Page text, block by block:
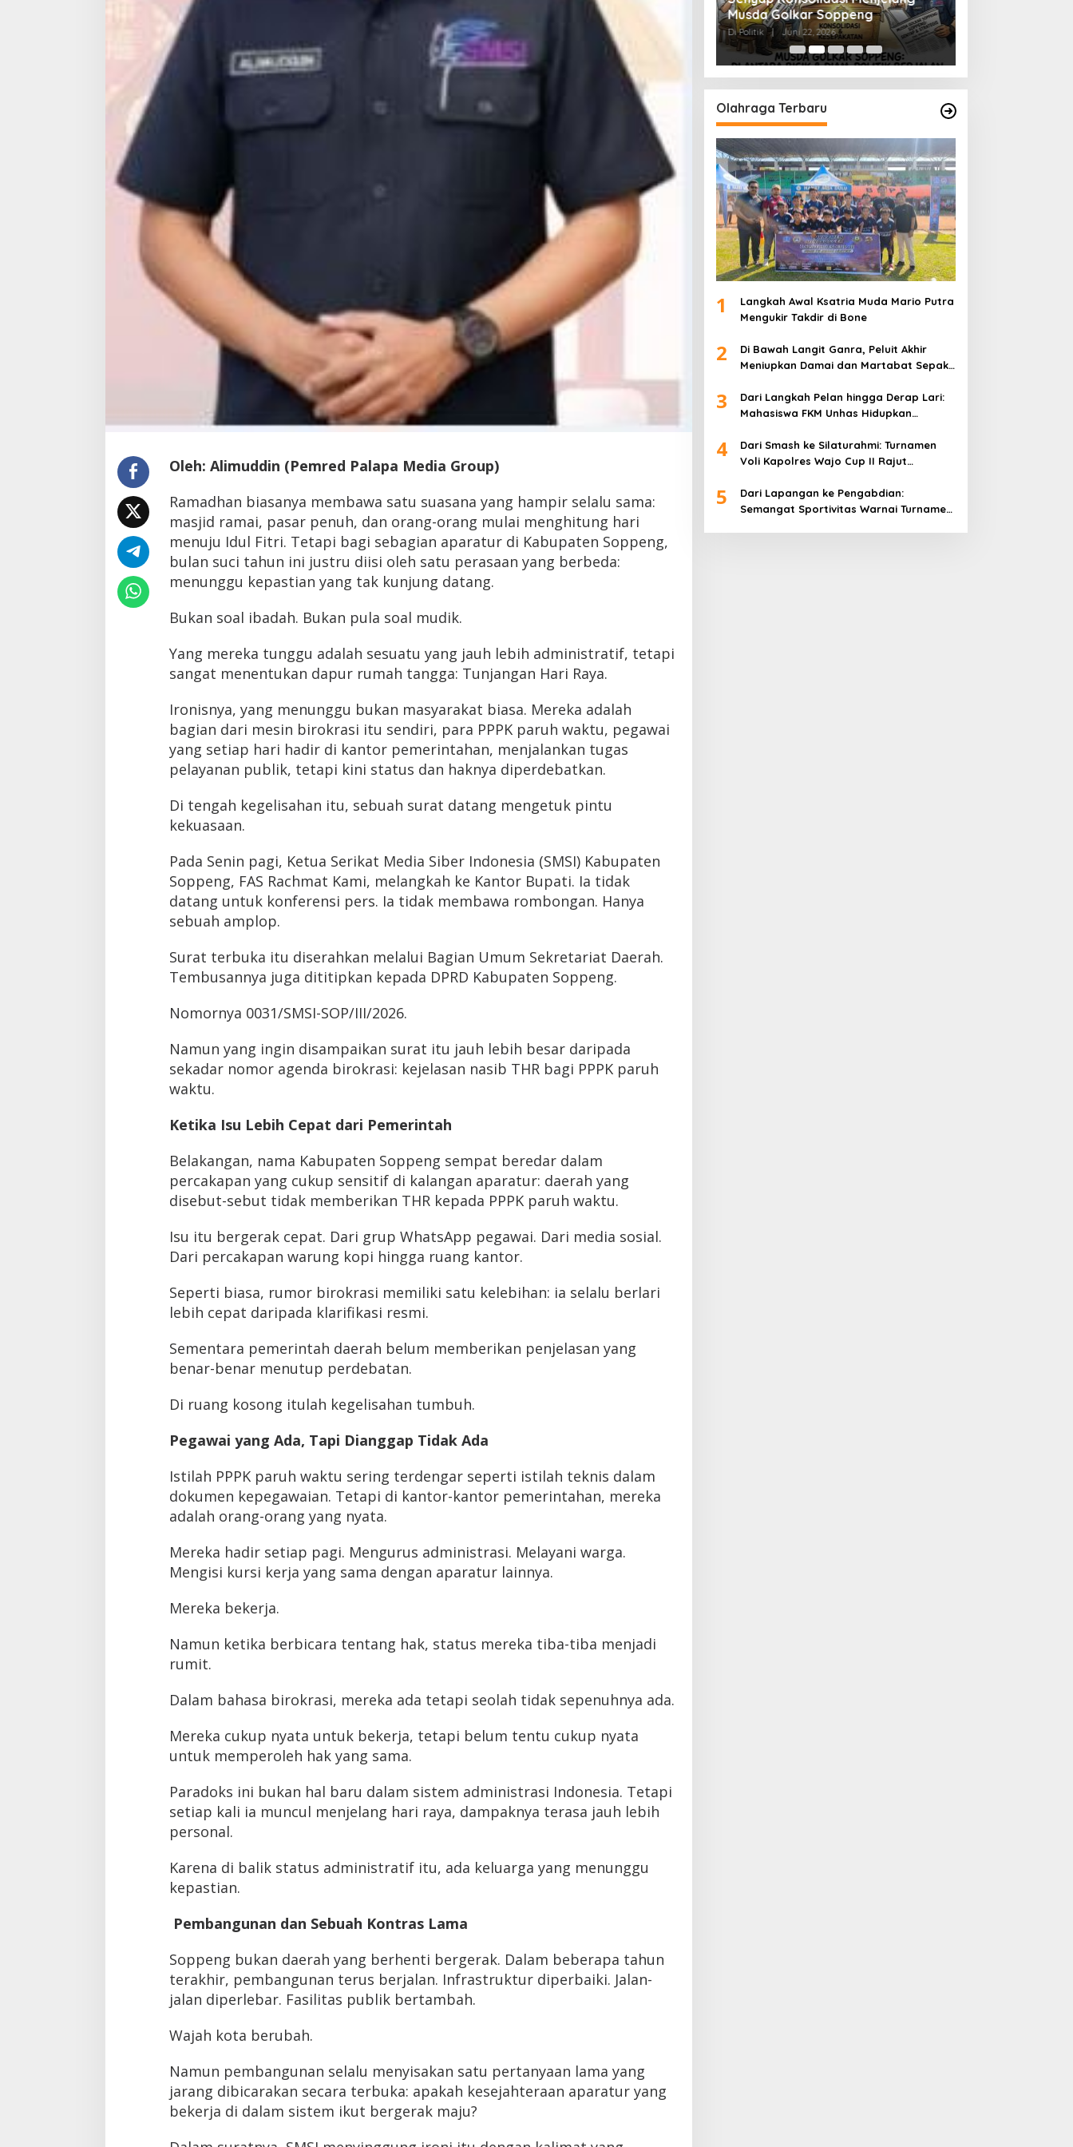
Oleh: Alimuddin (Pemred Palapa Media Group)
Ramadhan biasanya membawa satu suasana yang hampir selalu sama:
masjid ramai, pasar penuh, dan orang-orang mulai menghitung hari
menuju Idul Fitri. Tetapi bagi sebagian aparatur di Kabupaten Soppeng,
bulan suci tahun ini justru diisi oleh satu perasaan yang berbeda:
menunggu kepastian yang tak kunjung datang.
Bukan soal ibadah. Bukan pula soal mudik.
Yang mereka tunggu adalah sesuatu yang jauh lebih administratif, tetapi
sangat menentukan dapur rumah tangga: Tunjangan Hari Raya.
Ironisnya, yang menunggu bukan masyarakat biasa. Mereka adalah
bagian dari mesin birokrasi itu sendiri, para PPPK paruh waktu, pegawai
yang setiap hari hadir di kantor pemerintahan, menjalankan tugas
pelayanan publik, tetapi kini status dan haknya diperdebatkan.
Di tengah kegelisahan itu, sebuah surat datang mengetuk pintu
kekuasaan.
Pada Senin pagi, Ketua Serikat Media Siber Indonesia (SMSI) Kabupaten
Soppeng, FAS Rachmat Kami, melangkah ke Kantor Bupati. Ia tidak
datang untuk konferensi pers. Ia tidak membawa rombongan. Hanya
sebuah amplop.
Surat terbuka itu diserahkan melalui Bagian Umum Sekretariat Daerah.
Tembusannya juga dititipkan kepada DPRD Kabupaten Soppeng.
Nomornya 0031/SMSI-SOP/III/2026.
Namun yang ingin disampaikan surat itu jauh lebih besar daripada
sekadar nomor agenda birokrasi: kejelasan nasib THR bagi PPPK paruh
waktu.
Ketika Isu Lebih Cepat dari Pemerintah
Belakangan, nama Kabupaten Soppeng sempat beredar dalam
percakapan yang cukup sensitif di kalangan aparatur: daerah yang
disebut-sebut tidak memberikan THR kepada PPPK paruh waktu.
Isu itu bergerak cepat. Dari grup WhatsApp pegawai. Dari media sosial.
Dari percakapan warung kopi hingga ruang kantor.
Seperti biasa, rumor birokrasi memiliki satu kelebihan: ia selalu berlari
lebih cepat daripada klarifikasi resmi.
Sementara pemerintah daerah belum memberikan penjelasan yang
benar-benar menutup perdebatan.
Di ruang kosong itulah kegelisahan tumbuh.
Pegawai yang Ada, Tapi Dianggap Tidak Ada
Istilah PPPK paruh waktu sering terdengar seperti istilah teknis dalam
dokumen kepegawaian. Tetapi di kantor-kantor pemerintahan, mereka
adalah orang-orang yang nyata.
Mereka hadir setiap pagi. Mengurus administrasi. Melayani warga.
Mengisi kursi kerja yang sama dengan aparatur lainnya.
Mereka bekerja.
Namun ketika berbicara tentang hak, status mereka tiba-tiba menjadi
rumit.
Dalam bahasa birokrasi, mereka ada tetapi seolah tidak sepenuhnya ada.
Mereka cukup nyata untuk bekerja, tetapi belum tentu cukup nyata
untuk memperoleh hak yang sama.
Paradoks ini bukan hal baru dalam sistem administrasi Indonesia. Tetapi
setiap kali ia muncul menjelang hari raya, dampaknya terasa jauh lebih
personal.
Karena di balik status administratif itu, ada keluarga yang menunggu
kepastian.
Pembangunan dan Sebuah Kontras Lama
Soppeng bukan daerah yang berhenti bergerak. Dalam beberapa tahun
terakhir, pembangunan terus berjalan. Infrastruktur diperbaiki. Jalan-
jalan diperlebar. Fasilitas publik bertambah.
Wajah kota berubah.
Namun pembangunan selalu menyisakan satu pertanyaan lama yang
jarang dibicarakan secara terbuka: apakah kesejahteraan aparatur yang
bekerja di dalam sistem ikut bergerak maju?
Di Politik
Musda Golkar Soppeng
Di Politik | Juni 22, 2026
Olahraga Terbaru
1
Langkah Awal Ksatria Muda Mario Putra
Mengukir Takdir di Bone
2
Di Bawah Langit Ganra, Peluit Akhir
Meniupkan Damai dan Martabat Sepak
3
Dari Langkah Pelan hingga Derap Lari:
Mahasiswa FKM Unhas Hidupkan
4
Dari Smash ke Silaturahmi: Turnamen
Voli Kapolres Wajo Cup II Rajut
80
5
Dari Lapangan ke Pengabdian:
Semangat Sportivitas Warnai Turnamen